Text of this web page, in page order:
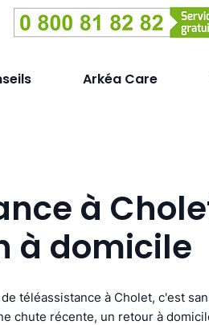
Arkéa Care
à
à domicile
téléassistance à Cholet, c'est
chute récente, un retour à